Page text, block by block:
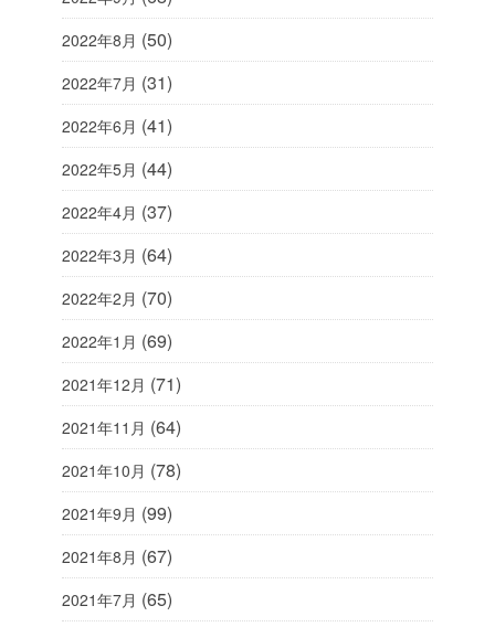
2022年8月 (50)
2022年7月 (31)
2022年6月 (41)
2022年5月 (44)
2022年4月 (37)
2022年3月 (64)
2022年2月 (70)
2022年1月 (69)
2021年12月 (71)
2021年11月 (64)
2021年10月 (78)
2021年9月 (99)
2021年8月 (67)
2021年7月 (65)